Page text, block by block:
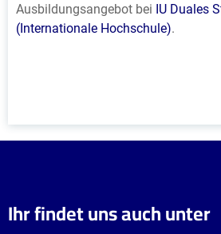
Ausbildungsangebot bei IU Duales
(Internationale Hochschule).
Ihr findet uns auch unter